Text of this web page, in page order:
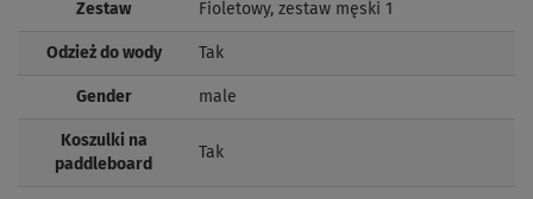
Zestaw Fioletowy, zestaw męski 1
Odzież do wody Tak
Gender male
Koszulki na
paddleboard
Tak